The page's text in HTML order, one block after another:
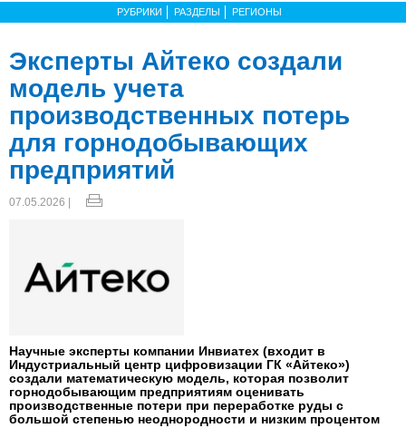
РУБРИКИ РАЗДЕЛЫ РЕГИОНЫ
Эксперты Айтеко создали
модель учета
производственных потерь
для горнодобывающих
предприятий
07.05.2026 |
Научные эксперты компании Инвиатех (входит в
Индустриальный центр цифровизации ГК «Айтеко»)
создали математическую модель, которая позволит
горнодобывающим предприятиям оценивать
производственные потери при переработке руды с
большой степенью неоднородности и низким процентом